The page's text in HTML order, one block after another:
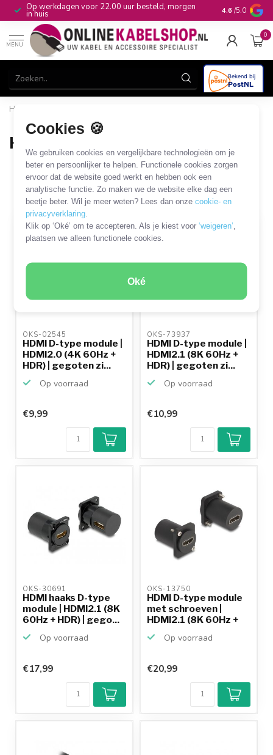
Cookies 🍪
We gebruiken cookies en vergelijkbare technologieën om je
beter en persoonlijker te helpen. Functionele cookies zorgen
ervoor dat de website goed werkt en hebben ook een
analytische functie. Zo maken we de website elke dag een
beetje beter. Wil je meer weten? Lees dan onzecookie- en
privacyverklaring
Klik op ‘Oké’ om te accepteren. Als je kiest voor‘weigeren’
plaatsen we alleen functionele cookies.
Oké
Op werkdagen voor 22.00 uur besteld, morgen
in huis 10+jaar
4.6 /5.0
MENU
0
Home
HDMI D-type modules
HDMI D-type modules
9 PRODUCTEN
Filters SORTEER OP
OKS-02545
HDMI D-type module |
HDMI2.0 (4K 60Hz +
HDR) | gegoten zi...
Op voorraad
€9,99
OKS-73937
HDMI D-type module |
HDMI2.1 (8K 60Hz +
HDR) | gegoten zi...
Op voorraad
€10,99
OKS-30691
HDMI haaks D-type
module | HDMI2.1 (8K
60Hz + HDR) | gego...
Op voorraad
€17,99
OKS-13750
HDMI D-type module
met schroeven |
HDMI2.1 (8K 60Hz +
Op voorraad
€20,99